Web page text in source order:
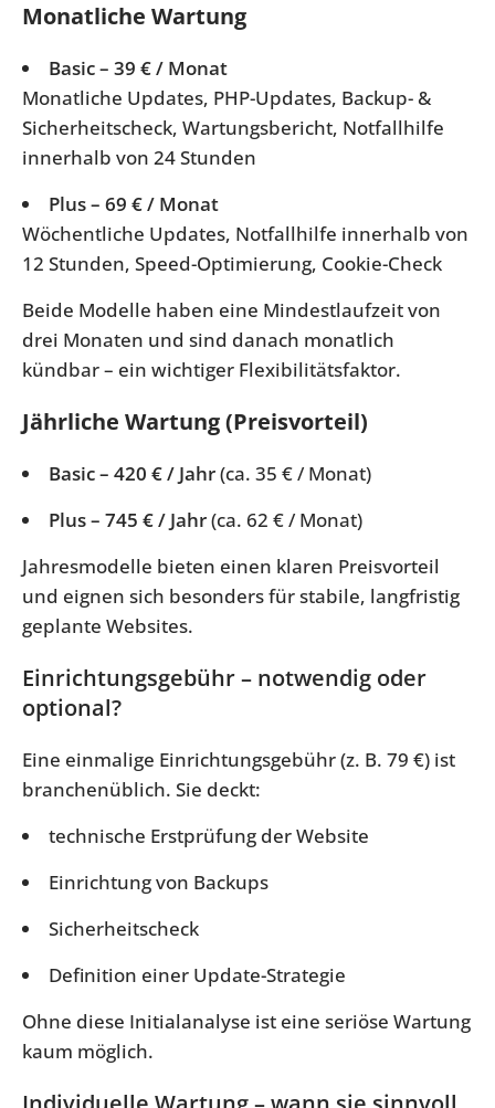
Monatliche Wartung
Basic – 39 € / Monat
Monatliche Updates, PHP-Updates, Backup- &
Sicherheitscheck, Wartungsbericht, Notfallhilfe
innerhalb von 24 Stunden
Plus – 69 € / Monat
Wöchentliche Updates, Notfallhilfe innerhalb von
12 Stunden, Speed-Optimierung, Cookie-Check
Beide Modelle haben eine Mindestlaufzeit von
drei Monaten und sind danach monatlich
kündbar – ein wichtiger Flexibilitätsfaktor.
Jährliche Wartung (Preisvorteil)
Basic – 420 € / Jahr(ca. 35 € / Monat)
Plus – 745 € / Jahr(ca. 62 € / Monat)
Jahresmodelle bieten einen klaren Preisvorteil
und eignen sich besonders für stabile, langfristig
geplante Websites.
Einrichtungsgebühr – notwendig oder
optional?
Eine einmalige Einrichtungsgebühr (z. B. 79 €) ist
branchenüblich. Sie deckt:
technische Erstprüfung der Website
Einrichtung von Backups
Sicherheitscheck
Definition einer Update-Strategie
Ohne diese Initialanalyse ist eine seriöse Wartung
kaum möglich.